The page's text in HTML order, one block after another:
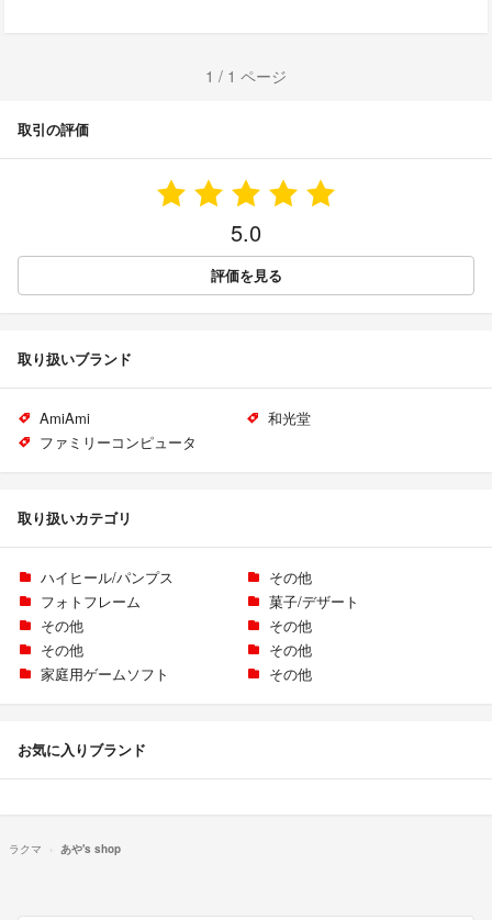
1 / 1 ページ
取引の評価
5.0
評価を見る
取り扱いブランド
AmiAmi
和光堂
ファミリーコンピュータ
取り扱いカテゴリ
ハイヒール/パンプス
その他
フォトフレーム
菓子/デザート
その他
その他
その他
その他
家庭用ゲームソフト
その他
お気に入りブランド
ラクマ あや's shop